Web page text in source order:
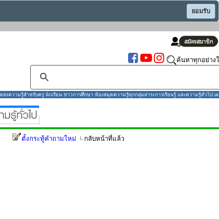
ยอมรับ
ค้นหาทุกอย่าง
งความรู้สำหรับครู นักเรียน ข่าวการศึกษา ห้องสมุดความรู้ทุกกลุ่มสาระการเรียนรู้ และความรู้ทั่วไป เ
ตั้งกระทู้คำถามใหม่ กลับหน้าที่แล้ว